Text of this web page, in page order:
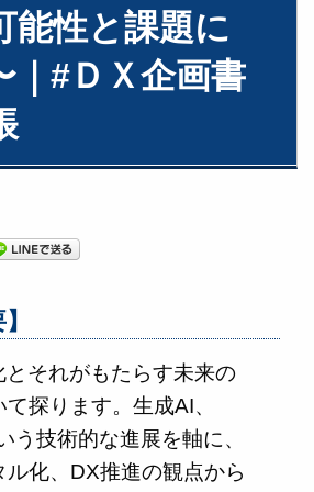
能性と課題に
｜#ＤＸ企画書
それがもたらす未来の
探ります。生成AI、
う技術的な進展を軸に、
ル化、DX推進の観点から